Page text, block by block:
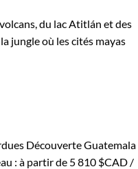
du lac Atitlán et des
jungle où les cités mayas
Découverte Guatemala
: à partir de 5 810 $CAD /